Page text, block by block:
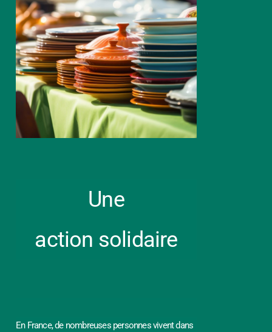
Une
action solidaire
En France, de nombreuses personnes vivent dans